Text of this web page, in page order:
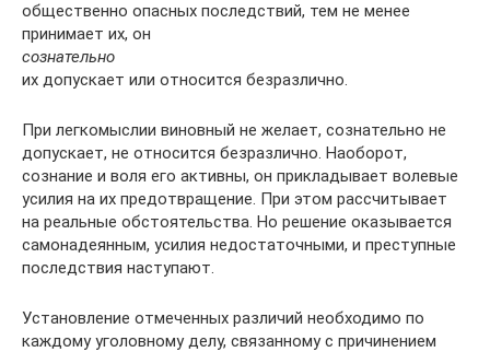
общественно опасных последствий, тем не менее
принимает их, он
сознательно
их допускает или относится безразлично.
При легкомыслии виновный не желает, сознательно не
допускает, не относится безразлично. Наоборот,
сознание и воля его активны, он прикладывает волевые
усилия на их предотвращение. При этом рассчитывает
на реальные обстоятельства. Но решение оказывается
самонадеянным, усилия недостаточными, и преступные
последствия наступают.
Установление отмеченных различий необходимо по
каждому уголовному делу, связанному с причинением